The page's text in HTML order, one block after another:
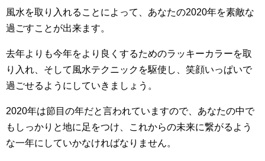
風水を取り入れることによって、あなたの2020年を素敵な
過ごすことが出来ます。
去年よりも今年をより良くするためのラッキーカラーを取
り入れ、そして風水テクニックを駆使し、笑顔いっぱいで
過ごせるようにしていきましょう。
2020年は節目の年だと言われていますので、あなたの中で
もしっかりと地に足をつけ、これからの未来に繋がるよう
な一年にしていかなければなりません。